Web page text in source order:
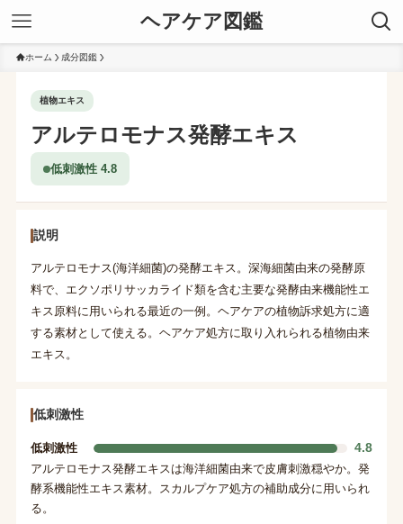
ヘアケア図鑑
ホーム 成分図鑑
植物エキス
アルテロモナス発酵エキス
低刺激性 4.8
説明
アルテロモナス(海洋細菌)の発酵エキス。深海細菌由来の発酵原
料で、エクソポリサッカライド類を含む主要な発酵由来機能性エ
キス原料に用いられる最近の一例。ヘアケアの植物訴求処方に適
する素材として使える。ヘアケア処方に取り入れられる植物由来
エキス。
低刺激性
低刺激性 4.8
アルテロモナス発酵エキスは海洋細菌由来で皮膚刺激穏やか。発
酵系機能性エキス素材。スカルプケア処方の補助成分に用いられ
る。